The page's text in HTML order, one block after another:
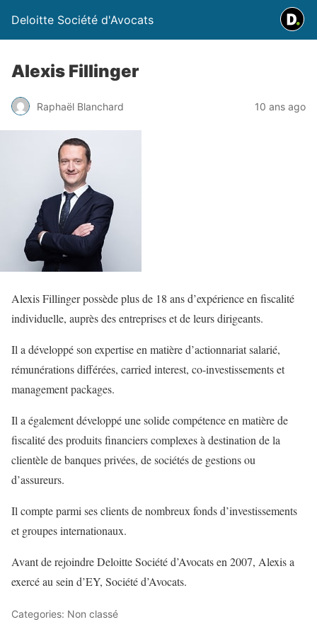
Deloitte Société d'Avocats
Alexis Fillinger
Raphaël Blanchard 10 ans ago
Alexis Fillinger possède plus de 18 ans d’expérience en fiscalité
individuelle, auprès des entreprises et de leurs dirigeants.
Il a développé son expertise en matière d’actionnariat salarié,
rémunérations différées, carried interest, co-investissements et
management packages.
Il a également développé une solide compétence en matière de
fiscalité des produits financiers complexes à destination de la
clientèle de banques privées, de sociétés de gestions ou
d’assureurs.
Il compte parmi ses clients de nombreux fonds d’investissements
et groupes internationaux.
Avant de rejoindre Deloitte Société d’Avocats en 2007, Alexis a
exercé au sein d’EY, Société d’Avocats.
Categories: Non classé